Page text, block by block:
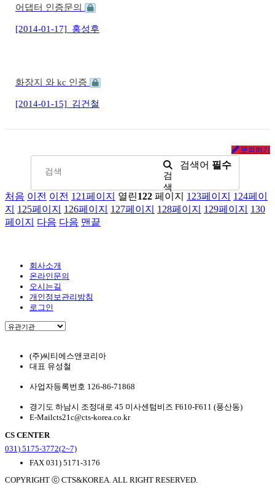
어댑터 인증문의
[2014-01-17] 홍성후
화장지 와 kc 인증
[2014-01-15] 김건철
문의하기
검색어 필수
검
색
처음 이전 이전 121페이지 열린122 페이지 123페이지 124페이
지
125페이지 126페이지 127페이지 128페이지 129페이지
130
페이지
다음 다음 맨끝
회사소개
온라인문의
오시는길
개인정보관리방침
로그인
(주)씨티에스앤코리아
대표 유성철
사업자등록번호 126-86-71868
경기도 하남시 조정대로 45 미사센텀비즈 F610-F611 (풍산동)
E-Mailcts21c@cts-korea.co.kr
CS CENTER
031) 5175-3772(2~7)
FAX 031) 5171-3176
COPYRIGHT ⓒ CTS&KOREA. ALL RIGHT RESERVED.